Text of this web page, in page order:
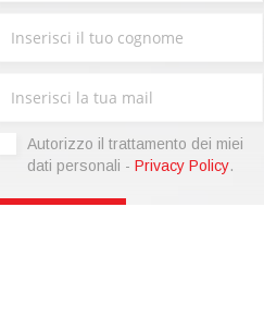
Autorizzo il trattamento dei miei
dati personali - Privacy Policy.